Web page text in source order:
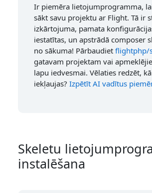
Ir piemēra lietojumprogramma,
sākt savu projektu ar Flight. Tā ir
izkārtojuma, pamata
iestatītas, un apstrādā composer
no sākuma! Pārbaudiet flightphp/
gatavam projektam vai
lapu iedvesmai. Vēlaties redzēt,
iekļaujas? Izpētīt AI vadītus
Skeletu
instalēšana